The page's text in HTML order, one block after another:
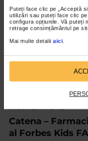
Puteți face clic pe „Acceptă
utilizări sau puteți face clic
configura opțiunile. Vă puteți
retrage consimțământul pe
Mai multe detalii aici.
EVENIMENT,TOATE
Catena –
al Forbes Kids